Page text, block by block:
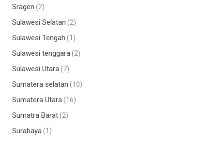
Sragen (2)
Sulawesi Selatan (2)
Sulawesi Tengah (1)
Sulawesi tenggara(2)
Sulawesi Utara(7)
Sumatera selatan (10)
Sumatera Utara(16)
Sumatra Barat(2)
Surabaya(1)